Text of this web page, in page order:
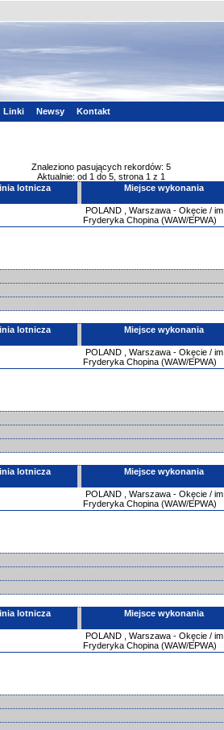
Linki Newsy Kontakt
Znaleziono pasujących rekordów: 5
Aktualnie: od 1 do 5, strona 1 z 1
lotnicza Miejsce wykonania
POLAND
Warszawa - Okęcie / im.
Fryderyka Chopina (WAW/EPWA)
lotnicza Miejsce wykonania
POLAND
Warszawa - Okęcie / im.
Fryderyka Chopina (WAW/EPWA)
lotnicza Miejsce wykonania
POLAND
Warszawa - Okęcie / im.
Fryderyka Chopina (WAW/EPWA)
lotnicza Miejsce wykonania
POLAND
Warszawa - Okęcie / im.
Fryderyka Chopina (WAW/EPWA)